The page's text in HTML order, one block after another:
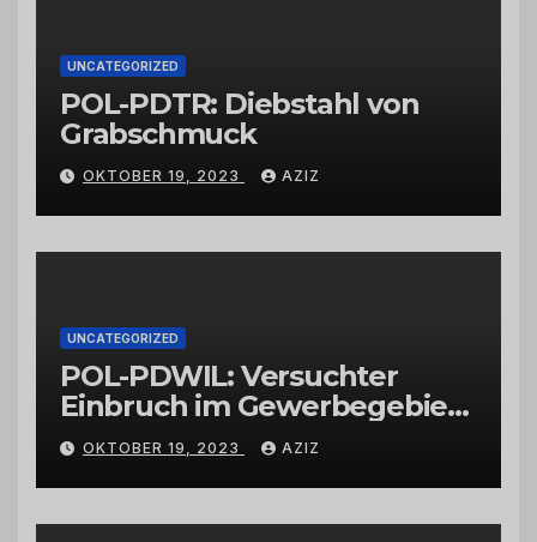
UNCATEGORIZED
POL-PDTR: Diebstahl von
Grabschmuck
OKTOBER 19, 2023 AZIZ
UNCATEGORIZED
POL-PDWIL: Versuchter
Einbruch im Gewerbegebiet
Wittlich
OKTOBER 19, 2023 AZIZ